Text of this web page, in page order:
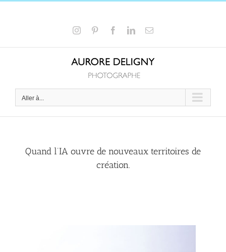
Passer
InstagramPinterestFacebookLinkedInEmail
Aller à...
Quand l’IA ouvre de nouveaux territoires de
création.